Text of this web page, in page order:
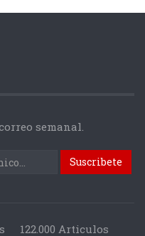
semanal.
122.000 Articulos